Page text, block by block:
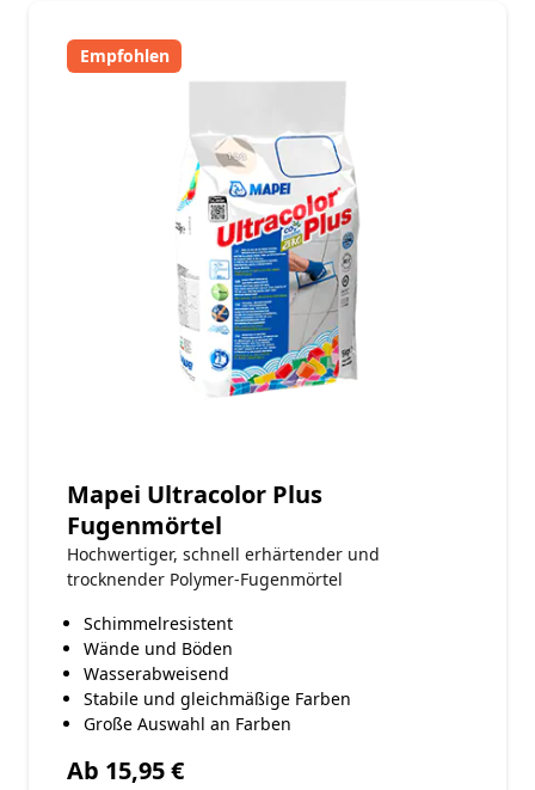
Empfohlen
Mapei Ultracolor Plus
Fugenmörtel
Hochwertiger, schnell erhärtender und
trocknender Polymer-Fugenmörtel
Schimmelresistent
Wände und Böden
Wasserabweisend
Stabile und gleichmäßige Farben
Große Auswahl an Farben
Ab 15,95 €